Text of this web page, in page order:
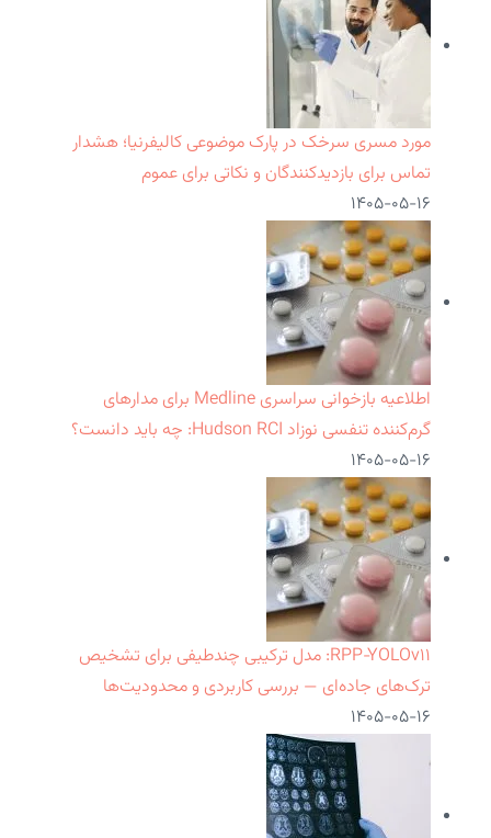
مورد مسری سرخک در پارک موضوعی کالیفرنیا؛ هشدار
تماس برای بازدیدکنندگان و نکاتی برای عموم
۱۴۰۵-۰۵-۱۶
اطلاعیه بازخوانی سراسری Medline برای مدارهای
گرم‌کننده تنفسی نوزاد Hudson RCI: چه باید دانست؟
۱۴۰۵-۰۵-۱۶
RPP‑YOLOv۱۱: مدل ترکیبی چندطیفی برای تشخیص
ترک‌های جاده‌ای — بررسی کاربردی و محدودیت‌ها
۱۴۰۵-۰۵-۱۶